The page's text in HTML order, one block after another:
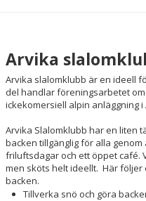
DOKUMENT
TÄVLING
MEDLEMSKAP I ASLK
Arvika
Arvika slalomklubb är en ideell
del handlar föreningsarbetet
ickekomersiell alpin anläggning i
Arvika Slalomklubb har en liten
backen tillgänglig för alla
friluftsdagar och ett öppet café.
men sköts helt ideellt. Här följer
backen.
Tillverka snö och göra